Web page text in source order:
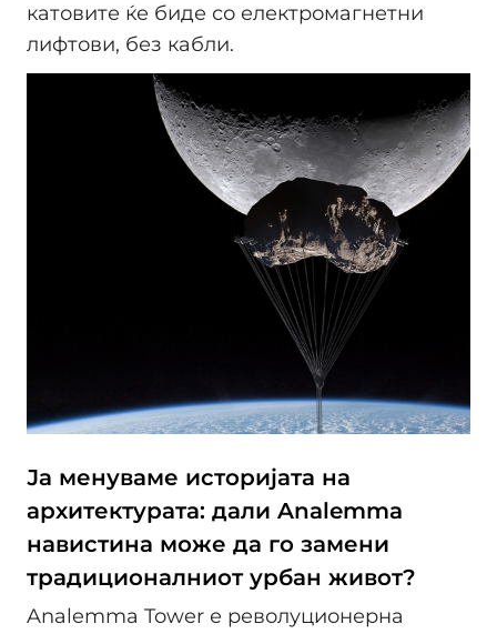
катовите ќе биде со електромагнетни
лифтови, без кабли.
Ја менуваме историјата на
архитектурата: дали Analemma
навистина може да го замени
традиционалниот урбан живот?
Analemma Tower е револуционерна